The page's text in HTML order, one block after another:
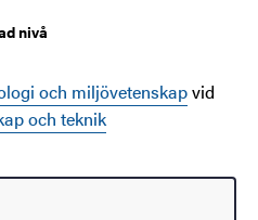
nivå
och miljövetenskapvid
och teknik